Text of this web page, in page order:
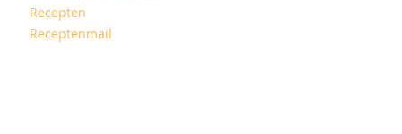
Recepten
Receptenmail